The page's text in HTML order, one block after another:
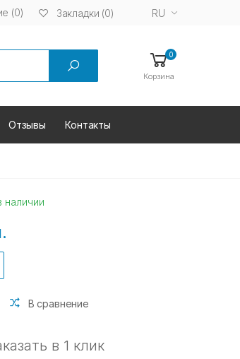
(0) Закладки (0) RU
0
Корзина
Отзывы Контакты
наличии
В сравнение
в 1 клик